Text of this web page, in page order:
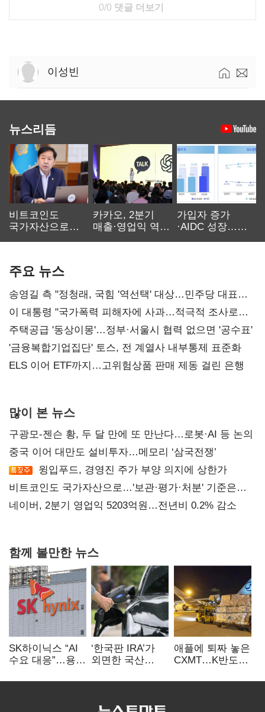
0/0 댓글 더보기
이성빈
뉴스리듬
비트코인도
국가자산으로…'
카카오, 2분기
매출·영업익 역대
가입자 증가
·AIDC 성장…
주요 뉴스
송영길 측 "정청래, 국힘 '역선택' 대상…민주당 대표로
총선 지휘 못해"
이 대통령 "국가폭력 피해자에 사과…적극적 조사로
진실 밝혀야"
주택공급 '동상이몽'…정부·서울시 협력 없으면 '공수표'
'금융복합기업집단' 토스, 전 계열사 내부통제 표준화
ELS 이어 ETF까지…고위험상품 판매 제동 걸린 은행
많이 본 뉴스
구광모-젠슨 황, 두 달 만에 또 만난다…로봇·AI 등 논의
중국 이어 대만도 설비투자…메모리 ‘삼국전쟁’
윙입푸드, 경영진 주가 부양 의지에 상한가
비트코인도 국가자산으로…'보관·평가·처분' 기준은
숙제
네이버, 2분기 영업익 5203억원…전년비 0.2% 감소
함께 볼만한 뉴스
SK하이닉스 “AI
수요 대응”…용인
투자
‘한국판 IRA’가
외면한 국산
실효성에 ‘의문’
애플에 퇴짜 놓은
CXMT…K반도체